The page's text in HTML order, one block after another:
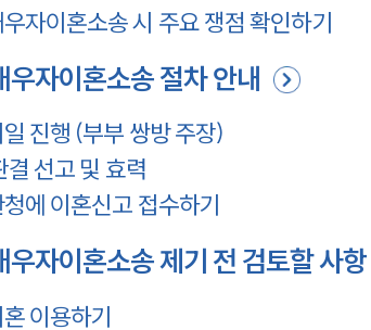
자이혼소송 시 주요 쟁점 확인하기
우자이혼소송 절차 안내
진행 (부부 쌍방 주장)
결 선고 및 효력
에 이혼신고 접수하기
우자이혼소송 제기 전 검토할 사항
이용하기